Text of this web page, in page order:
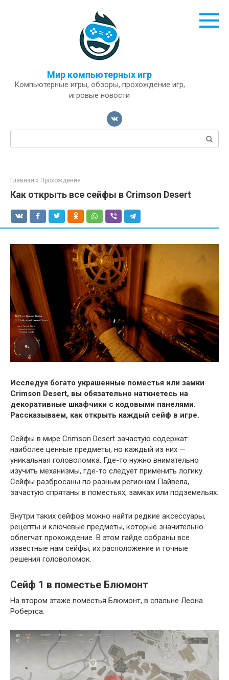
Мир компьютерных игр
Компьютерные игры, обзоры, прохождение игр,
игровые новости
Поиск:
Главная » Прохождения
Как открыть все сейфы в Crimson Desert
Исследуя богато украшенные поместья или замки
Crimson Desert, вы обязательно наткнетесь на
декоративные шкафчики с кодовыми панелями.
Рассказываем, как открыть каждый сейф в игре.
Сейфы в мире Crimson Desert зачастую содержат
наиболее ценные предметы, но каждый из них —
уникальная головоломка. Где-то нужно внимательно
изучить механизмы, где-то следует применить логику.
Сейфы разбросаны по разным регионам Пайвела,
зачастую спрятаны в поместьях, замках или подземельях.
Внутри таких сейфов можно найти редкие аксессуары,
рецепты и ключевые предметы, которые значительно
облегчат прохождение. В этом гайде собраны все
известные нам сейфы, их расположение и точные
решения головоломок.
Сейф 1 в поместье Блюмонт
На втором этаже поместья Блюмонт, в спальне Леона
Робертса.